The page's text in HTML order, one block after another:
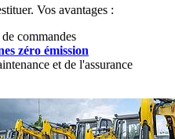
Vos avantages :
commandes
zéro émission
et de l'assurance